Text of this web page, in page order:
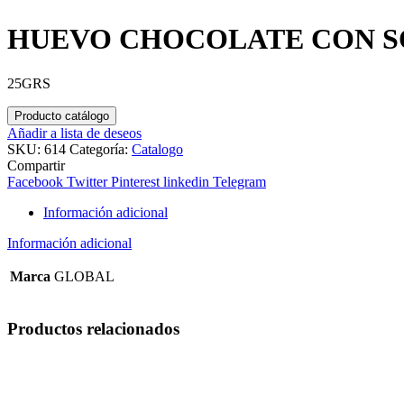
HUEVO CHOCOLATE CON
25GRS
Producto catálogo
Añadir a lista de deseos
SKU: 614 Categoría: Catalogo
Compartir
Facebook Twitter Pinterest linkedin Telegram
Información adicional
Información adicional
Marca GLOBAL
Productos relacionados